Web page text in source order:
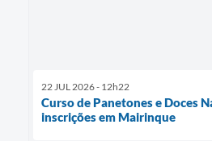
22 JUL 2026 - 12h22
Curso de Panetones e Doces
inscrições em Mairinque